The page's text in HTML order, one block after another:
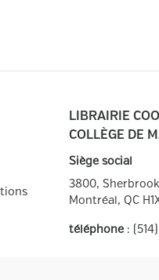
LIBRAIRIE
COLLÈGE DE
Siège social
3800,
Montréal, QC
téléphone :